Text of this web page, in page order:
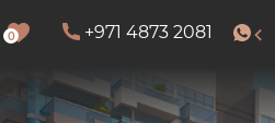
אישור שהייה+971 4873 2081
0